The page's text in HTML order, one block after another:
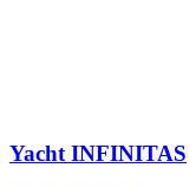
Yacht INFINITAS